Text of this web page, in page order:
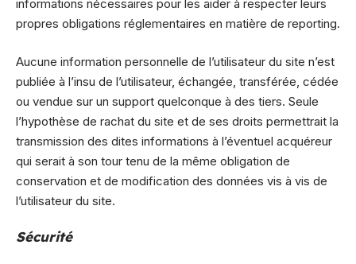
informations nécessaires pour les aider à respecter leurs
propres obligations réglementaires en matière de reporting.
Aucune information personnelle de l’utilisateur du site n’est
publiée à l’insu de l’utilisateur, échangée, transférée, cédée
ou vendue sur un support quelconque à des tiers. Seule
l’hypothèse de rachat du site et de ses droits permettrait la
transmission des dites informations à l’éventuel acquéreur
qui serait à son tour tenu de la même obligation de
conservation et de modification des données vis à vis de
l’utilisateur du site.
Sécurité